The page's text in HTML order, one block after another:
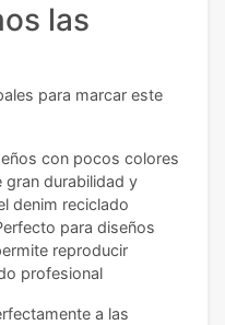
las
para marcar este
con pocos colores
durabilidad y
denim reciclado
para diseños
reproducir
profesional
a las